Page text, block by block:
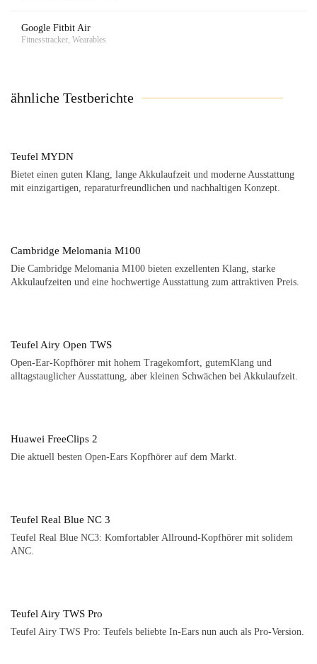
Google Fitbit Air
Fitnesstracker, Wearables
ähnliche Testberichte
Teufel MYDN
Bietet einen guten Klang, lange Akkulaufzeit und moderne Ausstattung
mit einzigartigen, reparaturfreundlichen und nachhaltigen Konzept.
Cambridge Melomania M100
Die Cambridge Melomania M100 bieten exzellenten Klang, starke
Akkulaufzeiten und eine hochwertige Ausstattung zum attraktiven Preis.
Teufel Airy Open TWS
Open-Ear-Kopfhörer mit hohem Tragekomfort, gutemKlang und
alltagstauglicher Ausstattung, aber kleinen Schwächen bei Akkulaufzeit.
Huawei FreeClips 2
Die aktuell besten Open-Ears Kopfhörer auf dem Markt.
Teufel Real Blue NC 3
Teufel Real Blue NC3: Komfortabler Allround-Kopfhörer mit solidem
ANC.
Teufel Airy TWS Pro
Teufel Airy TWS Pro: Teufels beliebte In-Ears nun auch als Pro-Version.